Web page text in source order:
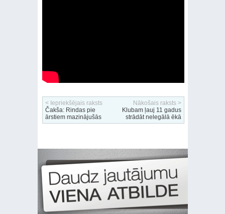
< Iepriekšējais raksts
Čakša: Rindas pie
ārstiem mazinājušās
Nākošais raksts >
Klubam ļauj 11 gadus
strādāt nelegālā ēkā